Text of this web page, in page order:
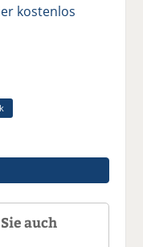
kostenlos
auch